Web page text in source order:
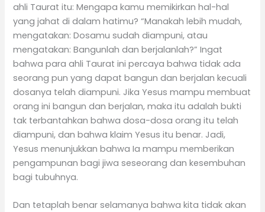
ahli Taurat itu: Mengapa kamu memikirkan hal-hal
yang jahat di dalam hatimu? “Manakah lebih mudah,
mengatakan: Dosamu sudah diampuni, atau
mengatakan: Bangunlah dan berjalanlah?” Ingat
bahwa para ahli Taurat ini percaya bahwa tidak ada
seorang pun yang dapat bangun dan berjalan kecuali
dosanya telah diampuni. Jika Yesus mampu membuat
orang ini bangun dan berjalan, maka itu adalah bukti
tak terbantahkan bahwa dosa-dosa orang itu telah
diampuni, dan bahwa klaim Yesus itu benar. Jadi,
Yesus menunjukkan bahwa Ia mampu memberikan
pengampunan bagi jiwa seseorang dan kesembuhan
bagi tubuhnya.
Dan tetaplah benar selamanya bahwa kita tidak akan